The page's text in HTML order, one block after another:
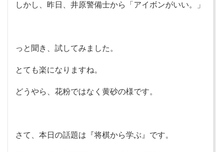
しかし、昨日、井原警備士から「アイボンがいい。」
っと聞き、試してみました。
とても楽になりますね。
どうやら、花粉ではなく黄砂の様です。
さて、本日の話題は『将棋から学ぶ』です。